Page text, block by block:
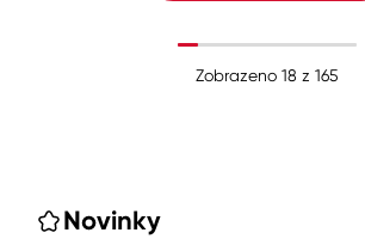
Zobrazeno 18 z 165
Novinky